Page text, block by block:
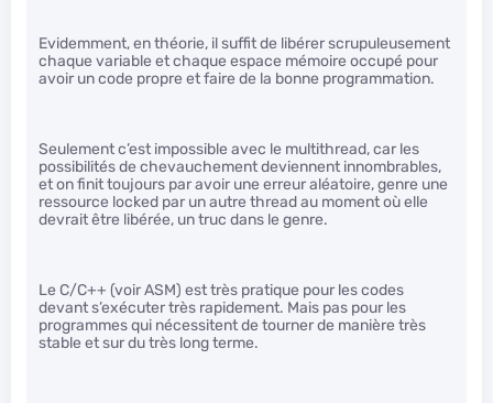
Evidemment, en théorie, il suffit de libérer scrupuleusement
chaque variable et chaque espace mémoire occupé pour
avoir un code propre et faire de la bonne programmation.
Seulement c’est impossible avec le multithread, car les
possibilités de chevauchement deviennent innombrables,
et on finit toujours par avoir une erreur aléatoire, genre une
ressource locked par un autre thread au moment où elle
devrait être libérée, un truc dans le genre.
Le C/C++ (voir ASM) est très pratique pour les codes
devant s’exécuter très rapidement. Mais pas pour les
programmes qui nécessitent de tourner de manière très
stable et sur du très long terme.